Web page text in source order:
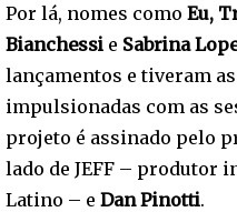
Por lá, nomes como Eu,
Bianchessi e Sabrina
lançamentos e tiveram
impulsionadas com as
projeto é assinado pelo
lado de JEFF – produtor
Latino – e Dan Pinotti.